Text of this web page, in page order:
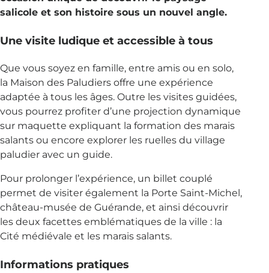
salicole et son histoire sous un nouvel angle.
Une visite ludique et accessible à tous
Que vous soyez en famille, entre amis ou en solo,
la Maison des Paludiers offre une expérience
adaptée à tous les âges. Outre les visites guidées,
vous pourrez profiter d’une projection dynamique
sur maquette expliquant la formation des marais
salants ou encore explorer les ruelles du village
paludier avec un guide.
Pour prolonger l’expérience, un billet couplé
permet de visiter également la Porte Saint-Michel,
château-musée de Guérande, et ainsi découvrir
les deux facettes emblématiques de la ville : la
Cité médiévale et les marais salants.
Informations pratiques